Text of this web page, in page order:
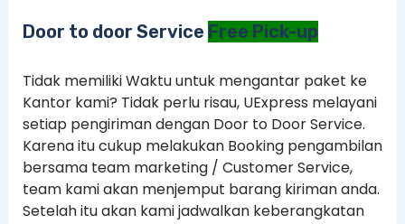
Door to door Service Free Pick-up
Tidak memiliki Waktu untuk mengantar paket ke
Kantor kami? Tidak perlu risau, UExpress melayani
setiap pengiriman dengan Door to Door Service.
Karena itu cukup melakukan Booking pengambilan
bersama team marketing / Customer Service,
team kami akan menjemput barang kiriman anda.
Setelah itu akan kami jadwalkan keberangkatan